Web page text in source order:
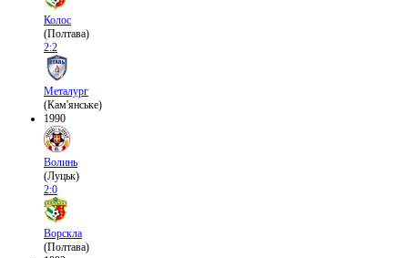
Колос
(Полтава)
2:2
Металург
(Кам'янське)
1990
Волинь
(Луцьк)
2:0
Ворскла
(Полтава)